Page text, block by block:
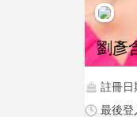
劉彥
註冊日
最後